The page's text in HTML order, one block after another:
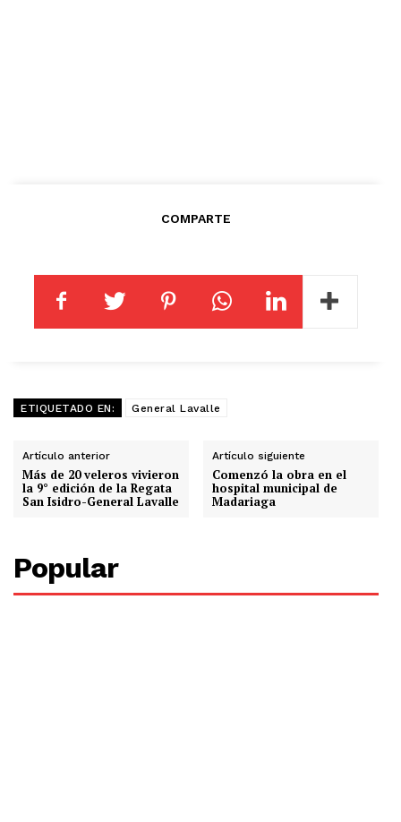
COMPARTE
ETIQUETADO EN: General Lavalle
Artículo anterior
Más de 20 veleros vivieron
la 9° edición de la Regata
San Isidro-General Lavalle
Artículo siguiente
Comenzó la obra en el
hospital municipal de
Madariaga
Popular